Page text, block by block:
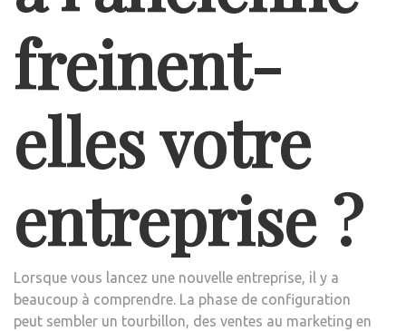
freinent-
elles votre
entreprise ?
Lorsque vous lancez une nouvelle entreprise, il y a
beaucoup à comprendre. La phase de configuration
peut sembler un tourbillon, des ventes au marketing en